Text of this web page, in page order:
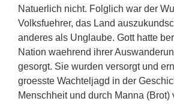
Natuerlich nicht. Folglich war der
Volksfuehrer, das Land
anderes als Unglaube. Gott hatte
Nation waehrend ihrer
gesorgt. Sie wurden versorgt und
groesste Wachteljagd in der
Menschheit und durch Manna (Brot)